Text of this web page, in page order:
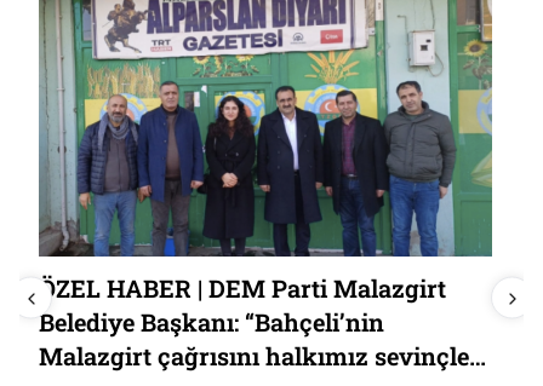
ÖZEL HABER | DEM Parti Malazgirt
Belediye Başkanı: “Bahçeli’nin
Malazgirt çağrısını halkımız sevinçle